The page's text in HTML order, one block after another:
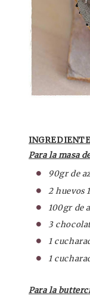
Para la masa
90gr de
2 huevos
100gr de
3
1
1
Para la